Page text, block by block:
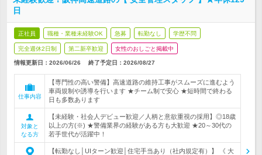
日
正社員 職種・業種未経験OK 急募 転勤なし 学歴不問
完全週休2日制 第二新卒歓迎 女性のおしごと掲載中
情報更新日：2026/06/26 終了予定日： 2026/08/27
仕事内容
【専門性の高い警備】高速道路の維持工事がスムーズに進むよう
車両規制や誘導を行います ★チーム制で安心 ★短時間で終わる
日も多数あります
対象と
なる方
【未経験・社会人デビュー歓迎／人柄と意欲重視の採用】◎18歳
以上の方(※) ★警備業界の経験がある方も大歓迎 ★20～30代の
若手世代が活躍中！
【転勤なし│UIターン歓迎│住宅手当あり（社内規定有）】 《 大